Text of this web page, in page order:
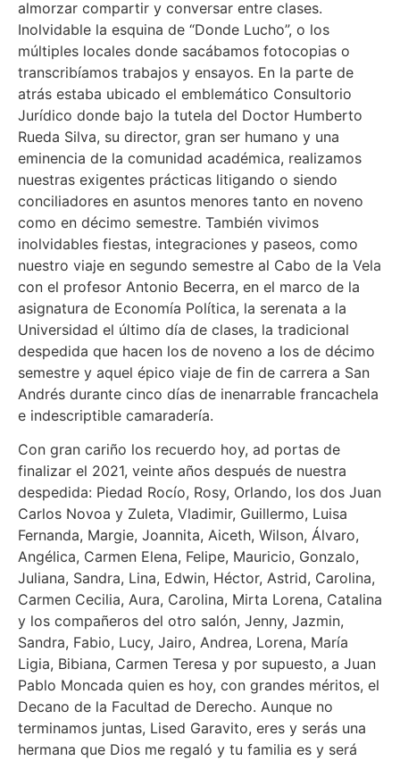
almorzar compartir y conversar entre clases.
Inolvidable la esquina de “Donde Lucho”, o los
múltiples locales donde sacábamos fotocopias o
transcribíamos trabajos y ensayos. En la parte de
atrás estaba ubicado el emblemático Consultorio
Jurídico donde bajo la tutela del Doctor Humberto
Rueda Silva, su director, gran ser humano y una
eminencia de la comunidad académica, realizamos
nuestras exigentes prácticas litigando o siendo
conciliadores en asuntos menores tanto en noveno
como en décimo semestre. También vivimos
inolvidables fiestas, integraciones y paseos, como
nuestro viaje en segundo semestre al Cabo de la Vela
con el profesor Antonio Becerra, en el marco de la
asignatura de Economía Política, la serenata a la
Universidad el último día de clases, la tradicional
despedida que hacen los de noveno a los de décimo
semestre y aquel épico viaje de fin de carrera a San
Andrés durante cinco días de inenarrable francachela
e indescriptible camaradería.
Con gran cariño los recuerdo hoy, ad portas de
finalizar el 2021, veinte años después de nuestra
despedida: Piedad Rocío, Rosy, Orlando, los dos Juan
Carlos Novoa y Zuleta, Vladimir, Guillermo, Luisa
Fernanda, Margie, Joannita, Aiceth, Wilson, Álvaro,
Angélica, Carmen Elena, Felipe, Mauricio, Gonzalo,
Juliana, Sandra, Lina, Edwin, Héctor, Astrid, Carolina,
Carmen Cecilia, Aura, Carolina, Mirta Lorena, Catalina
y los compañeros del otro salón, Jenny, Jazmin,
Sandra, Fabio, Lucy, Jairo, Andrea, Lorena, María
Ligia, Bibiana, Carmen Teresa y por supuesto, a Juan
Pablo Moncada quien es hoy, con grandes méritos, el
Decano de la Facultad de Derecho. Aunque no
terminamos juntas, Lised Garavito, eres y serás una
hermana que Dios me regaló y tu familia es y será